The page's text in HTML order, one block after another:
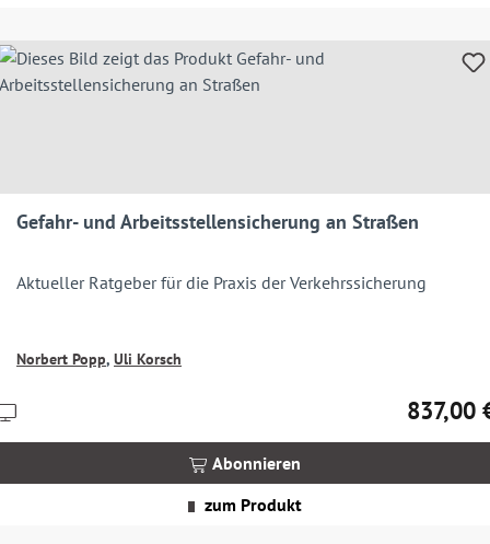
Gefahr- und Arbeitsstellensicherung an Straßen
Aktueller Ratgeber für die Praxis der Verkehrssicherung
Norbert Popp, Uli Korsch
837,00
Abonnieren
zum Produkt